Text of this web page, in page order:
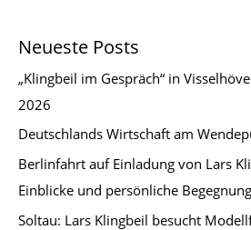
Neueste Posts
„Klingbeil im Gespräch“ in
2026
Deutschlands Wirtschaft am
Berlinfahrt auf Einladung von Lars
Einblicke und persönliche
Soltau: Lars Klingbeil besucht